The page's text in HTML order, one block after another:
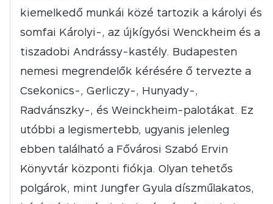
kiemelkedő munkái közé tartozik a károlyi és
somfai Károlyi-, az újkígyósi Wenckheim és a
tiszadobi Andrássy-kastély. Budapesten
nemesi megrendelők kérésére ő tervezte a
Csekonics-, Gerliczy-, Hunyady-,
Radvánszky-, és Weinckheim-palotákat. Ez
utóbbi a legismertebb, ugyanis jelenleg
ebben található a Fővárosi Szabó Ervin
Könyvtár központi fiókja. Olyan tehetős
polgárok, mint Jungfer Gyula díszműlakatos,